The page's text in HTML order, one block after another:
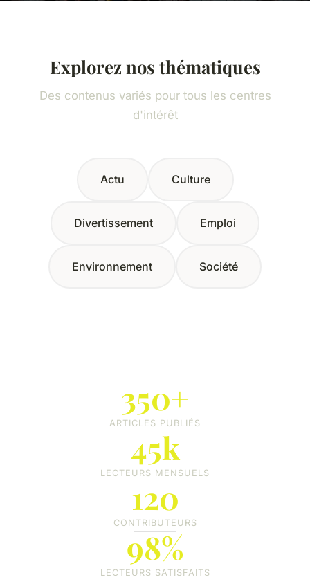
Explorez nos thématiques
Des contenus variés pour tous les centres
d'intérêt
Actu Culture
Divertissement Emploi
Environnement Société
350+
ARTICLES PUBLIÉS
45k
LECTEURS MENSUELS
120
CONTRIBUTEURS
98%
LECTEURS SATISFAITS